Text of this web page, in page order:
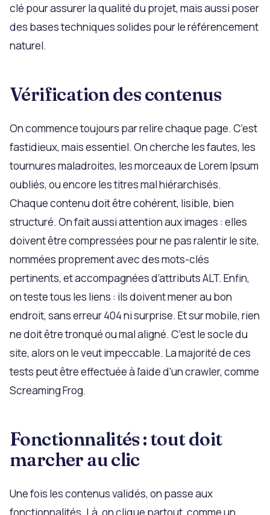
clé pour assurer la qualité du projet, mais aussi poser
des bases techniques solides pour le référencement
naturel.
Vérification des contenus
On commence toujours par relire chaque page. C’est
fastidieux, mais essentiel. On cherche les fautes, les
tournures maladroites, les morceaux de Lorem Ipsum
oubliés, ou encore les titres mal hiérarchisés.
Chaque contenu doit être cohérent, lisible, bien
structuré. On fait aussi attention aux images : elles
doivent être compressées pour ne pas ralentir le site,
nommées proprement avec des mots-clés
pertinents, et accompagnées d’attributs ALT. Enfin,
on teste tous les liens : ils doivent mener au bon
endroit, sans erreur 404 ni surprise. Et sur mobile, rien
ne doit être tronqué ou mal aligné. C’est le socle du
site, alors on le veut impeccable. La majorité de ces
tests peut être effectuée à l'aide d'un crawler, comme
Screaming Frog.
Fonctionnalités : tout doit
marcher au clic
Une fois les contenus validés, on passe aux
fonctionnalités. Là, on clique partout, comme un